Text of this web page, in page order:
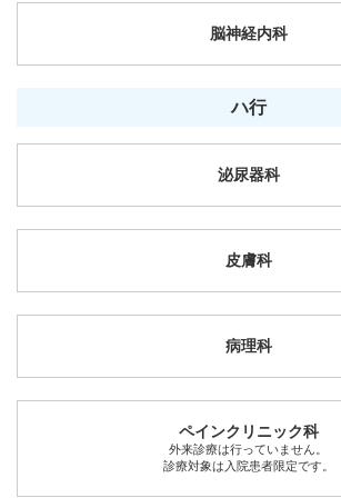
脳神経内科
ハ行
泌尿器科
皮膚科
病理科
ペインクリニック科
外来診療は行っていません。
診療対象は入院患者限定です。